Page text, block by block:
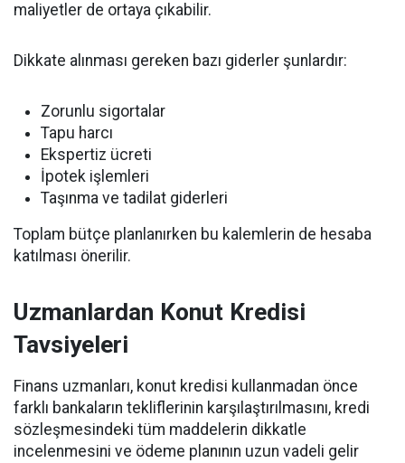
maliyetler de ortaya çıkabilir.
Dikkate alınması gereken bazı giderler şunlardır:
Zorunlu sigortalar
Tapu harcı
Ekspertiz ücreti
İpotek işlemleri
Taşınma ve tadilat giderleri
Toplam bütçe planlanırken bu kalemlerin de hesaba
katılması önerilir.
Uzmanlardan Konut Kredisi
Tavsiyeleri
Finans uzmanları, konut kredisi kullanmadan önce
farklı bankaların tekliflerinin karşılaştırılmasını, kredi
sözleşmesindeki tüm maddelerin dikkatle
incelenmesini ve ödeme planının uzun vadeli gelir